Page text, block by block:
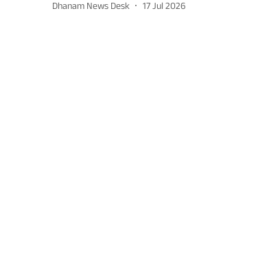
Dhanam News Desk 17 Jul 2026